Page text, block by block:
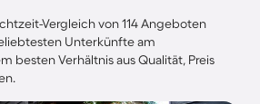
Vergleich von 114 Angeboten
Unterkünfte am
besten Verhältnis aus Qualität, Preis